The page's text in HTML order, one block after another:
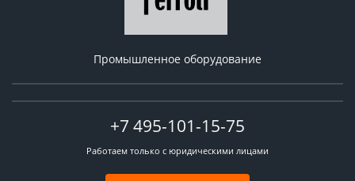
Промышленное оборудование
+7 495-101-15-75
Работаем только с юридическими лицами